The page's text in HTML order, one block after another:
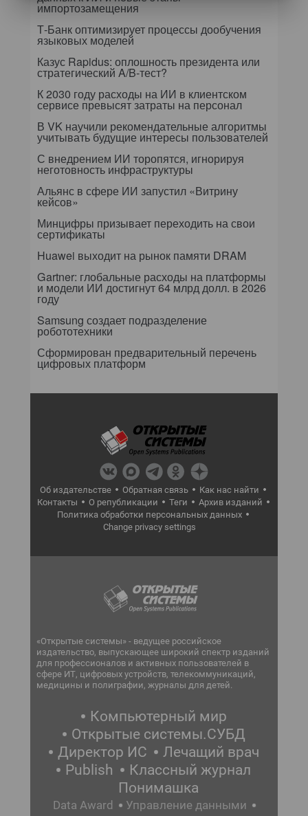
импортозамещения
Т-Банк оптимизирует процессы дообучения
языковых моделей
Казус Rapidus: оплошность президента или
стратегический A/B-тест?
К 2030 году расходы на ИИ в клиентском
сервисе превысят затраты на персонал
В VK научили рекомендательные алгоритмы
учитывать будущие интересы пользователей
С внедрением ИИ торопятся, игнорируя
неготовность инфраструктуры
Альянс в сфере ИИ запустил «Витрину
кейсов»
Минцифры призывает переходить на свои
сертификаты
Huawei выходит на рынок памяти DRAM
Gartner: глобальные расходы на платформы
и модели ИИ достигнут 64 млрд долл. в 2026
году
Samsung создает подразделение
робототехники
Сформирован предварительный перечень
цифровых платформ
Об издательстве Обратная связь
Как нас найти
Контакты
О републикации Теги
Архив изданий
Политика обработки персональных данных
Change privacy settings
«Открытые системы» - ведущее российское
издательство, выпускающее широкий спектр изданий
для профессионалов и активных пользователей в
сфере ИТ, цифровых устройств, телекоммуникаций,
медицины и полиграфии, журналы для детей.
Компьютерный мир
Открытые системы.СУБД
Директор ИС
Лечащий врач
Publish
Классный журнал
Понимашка
Data Award
Управление данными